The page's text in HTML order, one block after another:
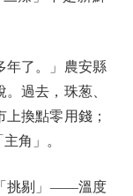
了。」農安縣
過去，珠葱、
換點零用錢；
角」。
挑剔」——溫度